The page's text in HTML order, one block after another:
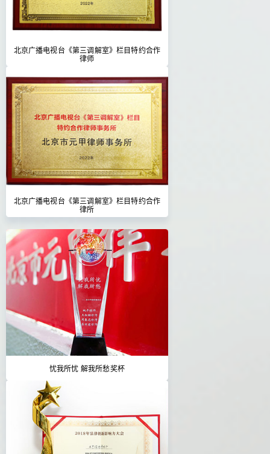
北京广播电视台《第三调解室》栏目特约合作
律师
北京广播电视台《第三调解室》栏目特约合作
律所
忧我所忧 解我所愁奖杯